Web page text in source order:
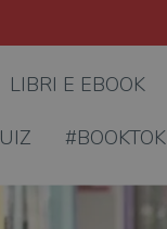
LIBRI E EBOOK
#BOOKTOK